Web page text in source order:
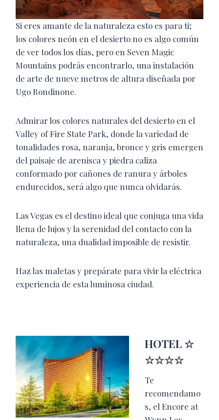
Si eres amante de la naturaleza esto es para ti;
los colores neón en el desierto no es algo común
de ver todos los días, pero en Seven Magic
Mountains podrás encontrarlo, una instalación
de arte de nueve metros de altura diseñada por
Ugo Rondinone.
Admirar los colores naturales del desierto en el
Valley of Fire State Park, donde la variedad de
tonalidades rosa, naranja, bronce y gris emergen
del paisaje de arenisca y piedra caliza
conformado por cañones de ranura y árboles
endurecidos, será algo que nunca olvidarás.
Las Vegas es el destino ideal que conjuga una vida
llena de lujos y la serenidad del contacto con la
naturaleza, una dualidad imposible de resistir.
Haz las maletas y prepárate para vivir la eléctrica
experiencia de esta luminosa ciudad.
HOTEL ☆
☆☆☆☆
Te
recomendamo
s, el Encore at